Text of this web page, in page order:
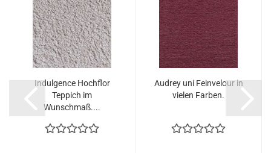
Indulgence Hochflor
Teppich im
Wunschmaß....
Audrey uni Feinvelour in
vielen Farben.